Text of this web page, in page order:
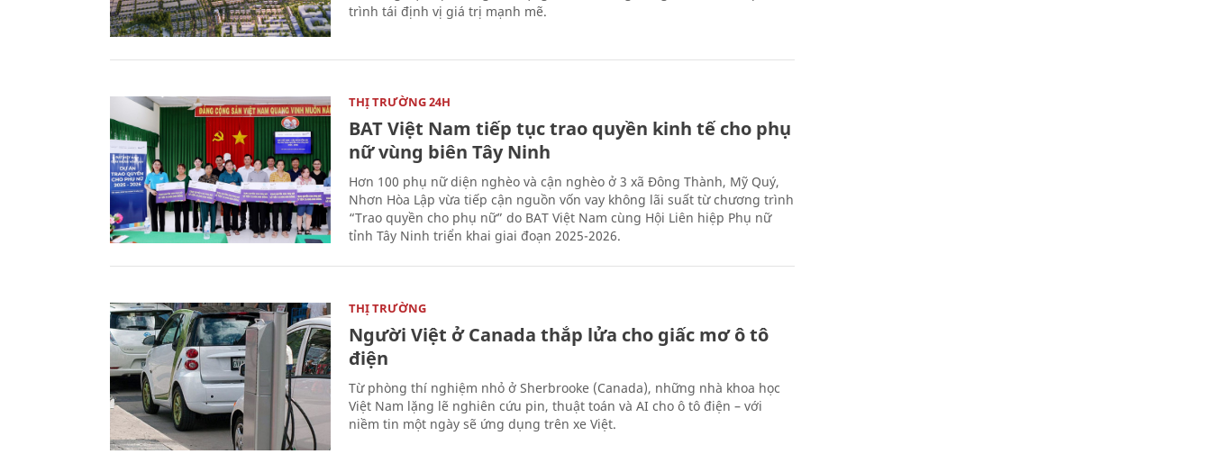
trình tái định vị giá trị mạnh mẽ.
THỊ TRƯỜNG 24H
BAT Việt Nam tiếp tục trao quyền kinh tế cho phụ
nữ vùng biên Tây Ninh
Hơn 100 phụ nữ diện nghèo và cận nghèo ở 3 xã Đông Thành, Mỹ Quý,
Nhơn Hòa Lập vừa tiếp cận nguồn vốn vay không lãi suất từ chương trình
“Trao quyền cho phụ nữ” do BAT Việt Nam cùng Hội Liên hiệp Phụ nữ
tỉnh Tây Ninh triển khai giai đoạn 2025-2026.
THỊ TRƯỜNG
Người Việt ở Canada thắp lửa cho giấc mơ ô tô
điện
Từ phòng thí nghiệm nhỏ ở Sherbrooke (Canada), những nhà khoa học
Việt Nam lặng lẽ nghiên cứu pin, thuật toán và AI cho ô tô điện – với
niềm tin một ngày sẽ ứng dụng trên xe Việt.